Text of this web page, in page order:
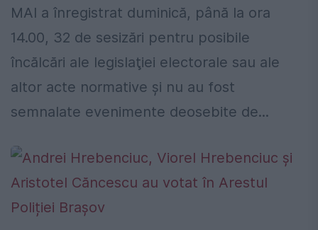
MAI a înregistrat duminică, până la ora
14.00, 32 de sesizări pentru posibile
încălcări ale legislaţiei electorale sau ale
altor acte normative şi nu au fost
semnalate evenimente deosebite de...